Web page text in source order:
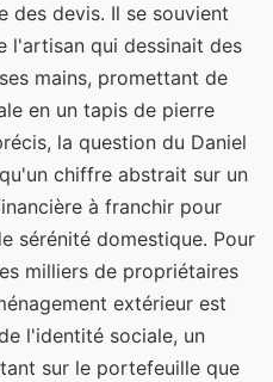
des devis. Il se souvient
l'artisan qui dessinait des
mains, promettant de
en un tapis de pierre
la question du Daniel
chiffre abstrait sur un
à franchir pour
sérénité domestique. Pour
milliers de propriétaires
extérieur est
l'identité sociale, un
sur le portefeuille que